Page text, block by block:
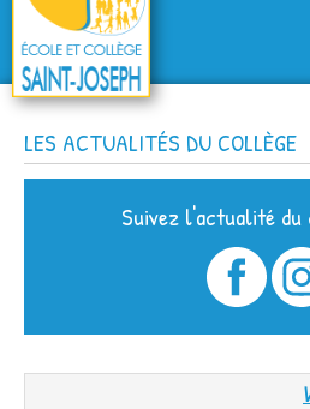
LES ACTUALITÉS DU COLLÈGE
Suivez l'actualité du